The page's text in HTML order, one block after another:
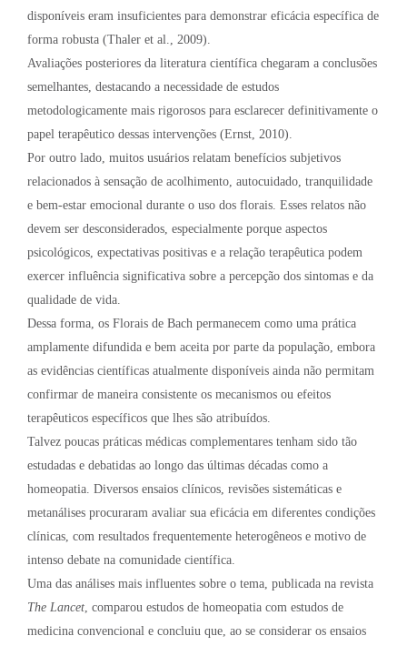
disponíveis eram insuficientes para demonstrar eficácia específica de
forma robusta (Thaler et al., 2009).
Avaliações posteriores da literatura científica chegaram a conclusões
semelhantes, destacando a necessidade de estudos
metodologicamente mais rigorosos para esclarecer definitivamente o
papel terapêutico dessas intervenções (Ernst, 2010).
Por outro lado, muitos usuários relatam benefícios subjetivos
relacionados à sensação de acolhimento, autocuidado, tranquilidade
e bem-estar emocional durante o uso dos florais. Esses relatos não
devem ser desconsiderados, especialmente porque aspectos
psicológicos, expectativas positivas e a relação terapêutica podem
exercer influência significativa sobre a percepção dos sintomas e da
qualidade de vida.
Dessa forma, os Florais de Bach permanecem como uma prática
amplamente difundida e bem aceita por parte da população, embora
as evidências científicas atualmente disponíveis ainda não permitam
confirmar de maneira consistente os mecanismos ou efeitos
terapêuticos específicos que lhes são atribuídos.
Talvez poucas práticas médicas complementares tenham sido tão
estudadas e debatidas ao longo das últimas décadas como a
homeopatia. Diversos ensaios clínicos, revisões sistemáticas e
metanálises procuraram avaliar sua eficácia em diferentes condições
clínicas, com resultados frequentemente heterogêneos e motivo de
intenso debate na comunidade científica.
Uma das análises mais influentes sobre o tema, publicada na revista
The Lancet , comparou estudos de homeopatia com estudos de
medicina convencional e concluiu que, ao se considerar os ensaios